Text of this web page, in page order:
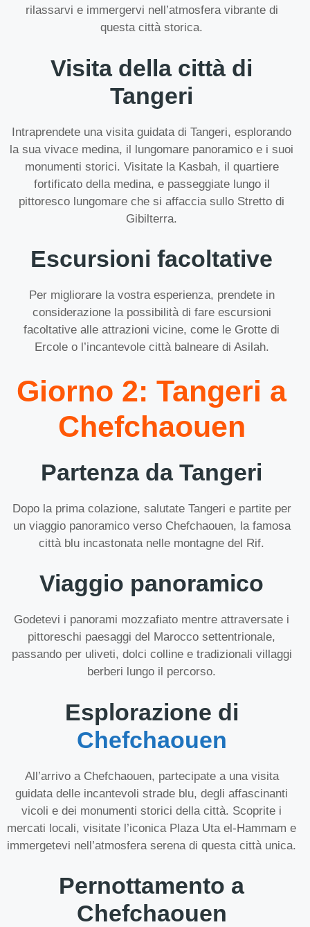
rilassarvi e immergervi nell’atmosfera vibrante di
questa città storica.
Visita della città di
Tangeri
Intraprendete una visita guidata di Tangeri, esplorando
la sua vivace medina, il lungomare panoramico e i suoi
monumenti storici. Visitate la Kasbah, il quartiere
fortificato della medina, e passeggiate lungo il
pittoresco lungomare che si affaccia sullo Stretto di
Gibilterra.
Escursioni facoltative
Per migliorare la vostra esperienza, prendete in
considerazione la possibilità di fare escursioni
facoltative alle attrazioni vicine, come le Grotte di
Ercole o l’incantevole città balneare di Asilah.
Giorno 2: Tangeri a
Chefchaouen
Partenza da Tangeri
Dopo la prima colazione, salutate Tangeri e partite per
un viaggio panoramico verso Chefchaouen, la famosa
città blu incastonata nelle montagne del Rif.
Viaggio panoramico
Godetevi i panorami mozzafiato mentre attraversate i
pittoreschi paesaggi del Marocco settentrionale,
passando per uliveti, dolci colline e tradizionali villaggi
berberi lungo il percorso.
Esplorazione di
Chefchaouen
All’arrivo a Chefchaouen, partecipate a una visita
guidata delle incantevoli strade blu, degli affascinanti
vicoli e dei monumenti storici della città. Scoprite i
mercati locali, visitate l’iconica Plaza Uta el-Hammam e
immergetevi nell’atmosfera serena di questa città unica.
Pernottamento a
Chefchaouen